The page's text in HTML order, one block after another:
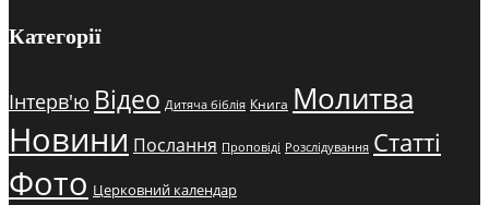
Категорії
Інтерв'ю Відео Дитяча біблія Книга Молитва
Новини Послання Проповіді Розслідування Статті
Фото Церковний календар